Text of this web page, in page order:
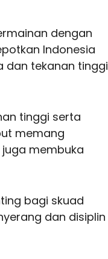
dengan
Indonesia
dan tekanan tinggi
tinggi serta
memang
membuka
bagi skuad
dan disiplin